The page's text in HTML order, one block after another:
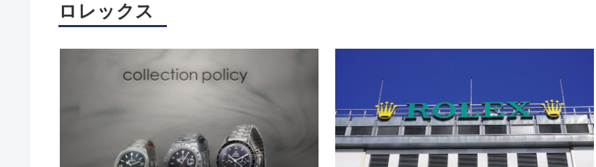
ロレックス